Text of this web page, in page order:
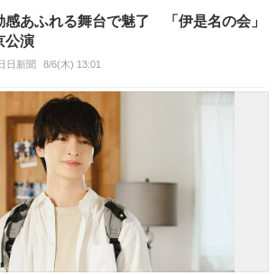
感あふれる舞台で魅了 「伊是名の会」
公演
日新聞 8/6(木) 13:01